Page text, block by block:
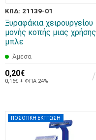
ΚΩΔ: 21139-01
Ξυραφάκια χειρουργείου
μονής κοπής μιας χρήσης
μπλε
Άμεσα
0,20€
0,16€ + ΦΠΑ 24%
ΠΟΣΟΤΙΚΗ ΕΚΠΤΩΣΗ